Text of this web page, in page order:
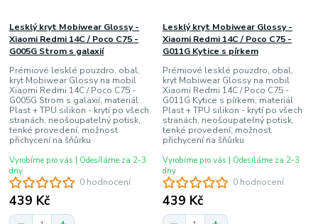
0 hodnocení
Lesklý kryt Mobiwear Glossy -
Xiaomi Redmi 14C / Poco C75 -
G005G Strom s galaxií
Prémiové lesklé pouzdro, obal,
kryt Mobiwear Glossy na mobil
Xiaomi Redmi 14C / Poco C75 -
G005G Strom s galaxií, materiál
Plast + TPU silikon - krytí po všech
stranách, neošoupatelný potisk,
tenké provedení, možnost
přichycení na šňůrku
439 Kč
Vyrobíme pro vás | Odesíláme za 2-3
dny
0 hodnocení
Lesklý kryt Mobiwear Glossy -
Xiaomi Redmi 14C / Poco C75 -
G011G Kytice s pírkem
Prémiové lesklé pouzdro, obal,
kryt Mobiwear Glossy na mobil
Xiaomi Redmi 14C / Poco C75 -
G011G Kytice s pírkem, materiál
Plast + TPU silikon - krytí po všech
stranách, neošoupatelný potisk,
tenké provedení, možnost
přichycení na šňůrku
439 Kč
Vyrobíme pro vás | Odesíláme za 2-3
dny